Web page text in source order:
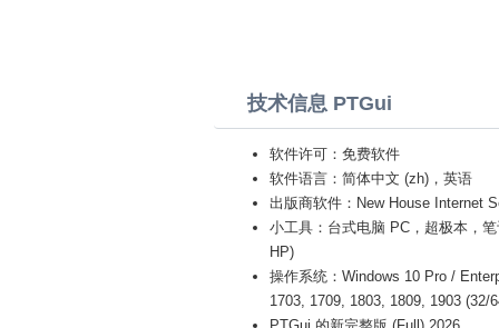
技术信息 PTGui
软件许可：免费软件
软件语言：简体中文 (zh)，英语
出版商软件：New House Internet
小工具：台式电脑 PC，超极本，
HP)
操作系统：Windows 10 Pro /
1703, 1709, 1803, 1809, 1903 (32/